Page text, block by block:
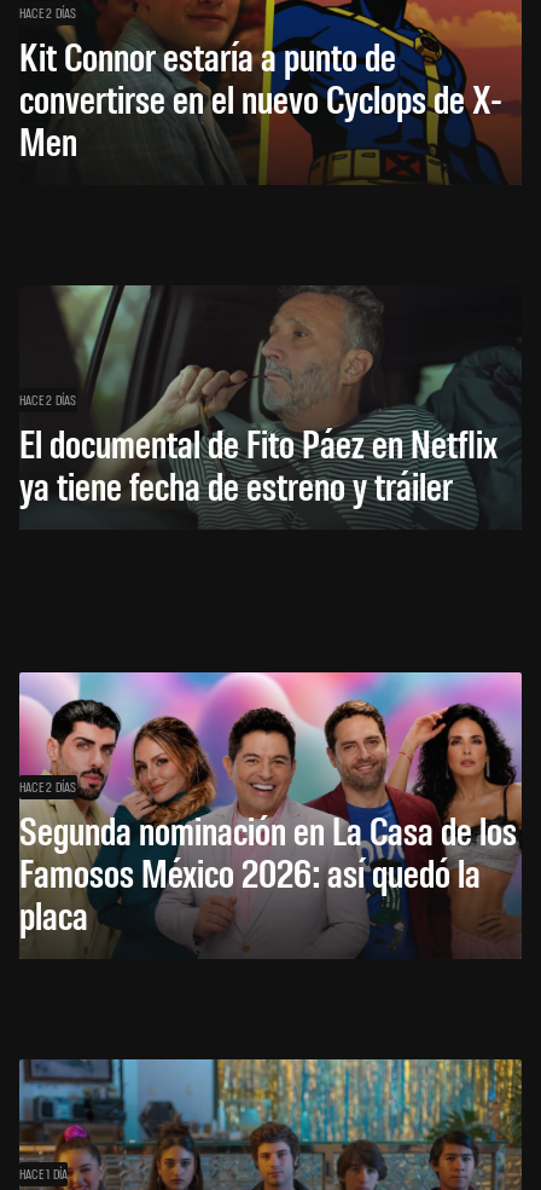
HACE 2 DÍAS
Kit Connor estaría a punto de
convertirse en el nuevo Cyclops de X-
Men
HACE 2 DÍAS
El documental de Fito Páez en Netflix
ya tiene fecha de estreno y tráiler
HACE 2 DÍAS
Segunda nominación en La Casa de los
Famosos México 2026: así quedó la
placa
HACE 1 DÍA